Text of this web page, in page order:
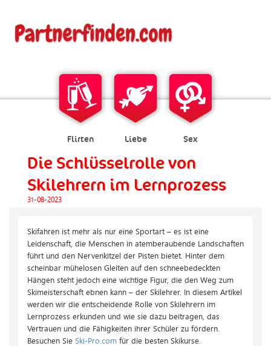
Flirten Liebe Sex
Die Schlüsselrolle von
Skilehrern im Lernprozess
31-08-2023
Skifahren ist mehr als nur eine Sportart – es ist eine
Leidenschaft, die Menschen in atemberaubende Landschaften
führt und den Nervenkitzel der Pisten bietet. Hinter dem
scheinbar mühelosen Gleiten auf den schneebedeckten
Hängen steht jedoch eine wichtige Figur, die den Weg zum
Skimeisterschaft ebnen kann – der Skilehrer. In diesem Artikel
werden wir die entscheidende Rolle von Skilehrern im
Lernprozess erkunden und wie sie dazu beitragen, das
Vertrauen und die Fähigkeiten ihrer Schüler zu fördern.
Besuchen Sie Ski-Pro.com für die besten Skikurse.